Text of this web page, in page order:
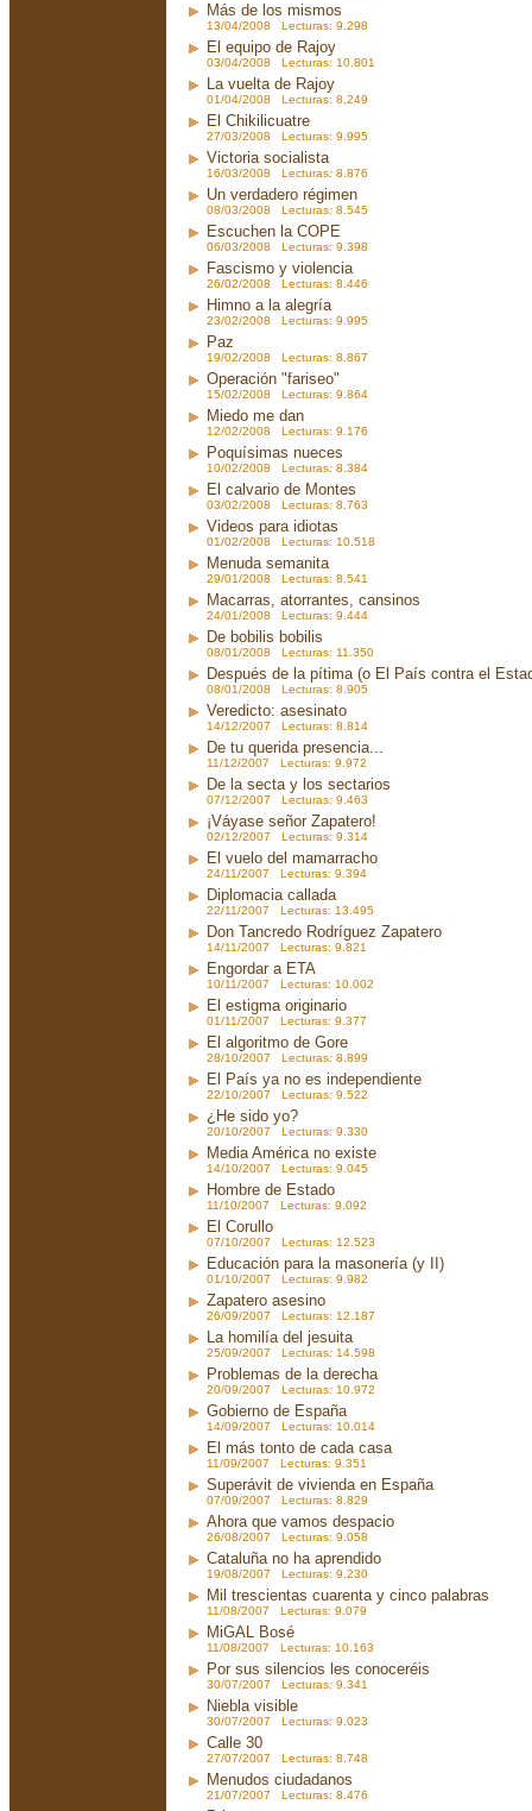
Más de los mismos
13/04/2008 Lecturas: 9.298
El equipo de Rajoy
03/04/2008 Lecturas: 10.801
La vuelta de Rajoy
01/04/2008 Lecturas: 8.249
El Chikilicuatre
27/03/2008 Lecturas: 9.995
Victoria socialista
16/03/2008 Lecturas: 8.876
Un verdadero régimen
08/03/2008 Lecturas: 8.545
Escuchen la COPE
06/03/2008 Lecturas: 9.398
Fascismo y violencia
26/02/2008 Lecturas: 8.446
Himno a la alegría
23/02/2008 Lecturas: 9.995
Paz
19/02/2008 Lecturas: 8.867
Operación "fariseo"
15/02/2008 Lecturas: 9.864
Miedo me dan
12/02/2008 Lecturas: 9.176
Poquísimas nueces
10/02/2008 Lecturas: 8.384
El calvario de Montes
03/02/2008 Lecturas: 8.763
Videos para idiotas
01/02/2008 Lecturas: 10.518
Menuda semanita
29/01/2008 Lecturas: 8.541
Macarras, atorrantes, cansinos
24/01/2008 Lecturas: 9.444
De bobilis bobilis
08/01/2008 Lecturas: 11.350
Después de la pítima (o El País contra el
08/01/2008 Lecturas: 8.905
Veredicto: asesinato
14/12/2007 Lecturas: 8.814
De tu querida presencia...
11/12/2007 Lecturas: 9.972
De la secta y los sectarios
07/12/2007 Lecturas: 9.463
¡Váyase señor Zapatero!
02/12/2007 Lecturas: 9.314
El vuelo del mamarracho
24/11/2007 Lecturas: 9.394
Diplomacia callada
22/11/2007 Lecturas: 13.495
Don Tancredo Rodríguez Zapatero
14/11/2007 Lecturas: 9.821
Engordar a ETA
10/11/2007 Lecturas: 10.002
El estigma originario
01/11/2007 Lecturas: 9.377
El algoritmo de Gore
28/10/2007 Lecturas: 8.899
El País ya no es independiente
22/10/2007 Lecturas: 9.522
¿He sido yo?
20/10/2007 Lecturas: 9.330
Media América no existe
14/10/2007 Lecturas: 9.045
Hombre de Estado
11/10/2007 Lecturas: 9.092
El Corullo
07/10/2007 Lecturas: 12.523
Educación para la masonería (y II)
01/10/2007 Lecturas: 9.982
Zapatero asesino
26/09/2007 Lecturas: 12.187
La homilía del jesuita
25/09/2007 Lecturas: 14.598
Problemas de la derecha
20/09/2007 Lecturas: 10.972
Gobierno de España
14/09/2007 Lecturas: 10.014
El más tonto de cada casa
11/09/2007 Lecturas: 9.351
Superávit de vivienda en España
07/09/2007 Lecturas: 8.829
Ahora que vamos despacio
26/08/2007 Lecturas: 9.058
Cataluña no ha aprendido
19/08/2007 Lecturas: 9.230
Mil trescientas cuarenta y cinco palabras
11/08/2007 Lecturas: 9.079
MiGAL Bosé
11/08/2007 Lecturas: 10.163
Por sus silencios les conoceréis
30/07/2007 Lecturas: 9.341
Niebla visible
30/07/2007 Lecturas: 9.023
Calle 30
27/07/2007 Lecturas: 8.748
Menudos ciudadanos
21/07/2007 Lecturas: 8.476